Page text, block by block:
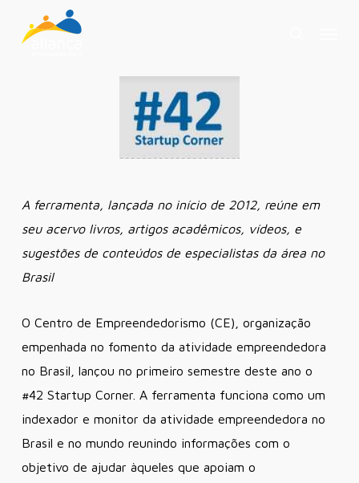
A ferramenta, lançada no início de 2012, reúne em
seu acervo livros, artigos acadêmicos, vídeos, e
sugestões de conteúdos de especialistas da área no
Brasil
O Centro de Empreendedorismo (CE), organização
empenhada no fomento da atividade empreendedora
no Brasil, lançou no primeiro semestre deste ano o
#42 Startup Corner. A ferramenta funciona como um
indexador e monitor da atividade empreendedora no
Brasil e no mundo reunindo informações com o
objetivo de ajudar àqueles que apoiam o